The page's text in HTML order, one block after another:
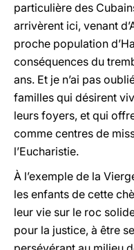
particulière des
arrivèrent ici, venant
proche population
conséquences du
ans. Et je n’ai pas
familles qui désirent
leurs foyers, et qui
comme centres de
l’Eucharistie.
À l’exemple de la
les enfants de cette
leur vie sur le roc
pour la justice, à être